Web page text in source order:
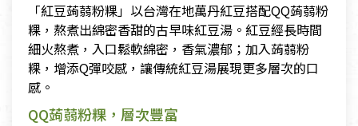
「紅豆蒟蒻粉粿」以台灣在地萬丹紅豆搭配QQ蒟蒻粉
粿，熬煮出綿密香甜的古早味紅豆湯。紅豆經長時間
細火熬煮，入口鬆軟綿密，香氣濃郁；加入蒟蒻粉
粿，增添Q彈咬感，讓傳統紅豆湯展現更多層次的口
感。
QQ蒟蒻粉粿，層次豐富